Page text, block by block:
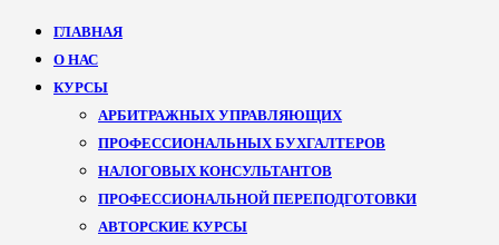
ГЛАВНАЯ
О НАС
КУРСЫ
АРБИТРАЖНЫХ УПРАВЛЯЮЩИХ
ПРОФЕССИОНАЛЬНЫХ БУХГАЛТЕРОВ
НАЛОГОВЫХ КОНСУЛЬТАНТОВ
ПРОФЕССИОНАЛЬНОЙ ПЕРЕПОДГОТОВКИ
АВТОРСКИЕ КУРСЫ